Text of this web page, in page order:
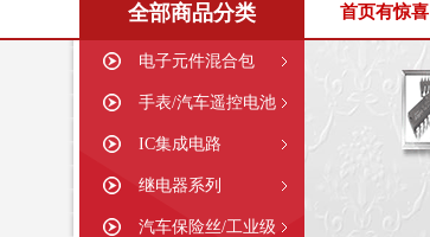
全部商品分类
电子元件混合包
手表/汽车遥控电池
IC集成电路
继电器系列
汽车保险丝/工业级
首页有惊喜